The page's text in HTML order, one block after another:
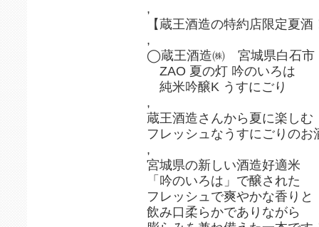
,
【蔵王酒造の特約店限定夏
,
◯蔵王酒造㈱ 宮城県白石市
ZAO 夏の灯 吟のいろは
純米吟醸K うすにごり
,
蔵王酒造さんから夏に楽しむ
フレッシュなうすにごりのお
,
宮城県の新しい酒造好適米
「吟のいろは」で醸された
フレッシュで爽やかな香りと
飲み口柔らかでありながら